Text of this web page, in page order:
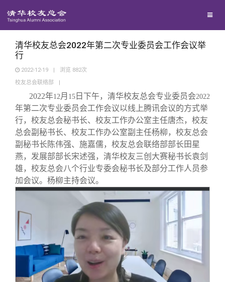
地区联络
年级联络
院系校友工作
专业委员会
兴趣群体
西南联大校友会
回馈母校
捐赠项目
捐赠新闻
捐赠纪事
捐赠方法
义工计划
媒体平台
《清华校友通讯》
《水木清华》
我要订阅
新媒体平台
百年清华
清华人物
清华故事
青春风采
校友文苑
校友讲坛
校友服务
终身学习
信息化服务
三创大赛
实用信息
校友总会
总会简介
会长致辞
总会章程
清华校友总会2022年第二次专业委员会工作会议举
行
2022-12-19 | 浏览 882次
校友总会联络部
|
2022年12月 15 日下午，清华校友总会专业委员会2022
年第二次专业委员会工作会议以线上腾讯会议的方式举
行，校友总会秘书长、校友工作办公室主任唐杰，校友
总会副秘书长、校友工作办公室副主任杨柳，校友总会
副秘书长陈伟强、施嘉儒，校友总会联络部部长田星
燕，发展部部长宋述强，清华校友三创大赛秘书长袁剑
雄，校友总会八个行业专委会秘书长及部分工作人员参
加会议。杨柳主持会议。